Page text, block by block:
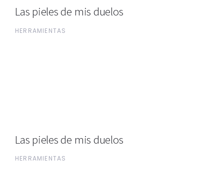
Las pieles de mis duelos
HERRAMIENTAS
Las pieles de mis duelos
HERRAMIENTAS